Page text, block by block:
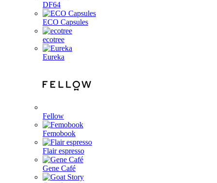
DF64
ECO Capsules
ecotree
Eureka
Fellow
Femobook
Flair espresso
Gene Café